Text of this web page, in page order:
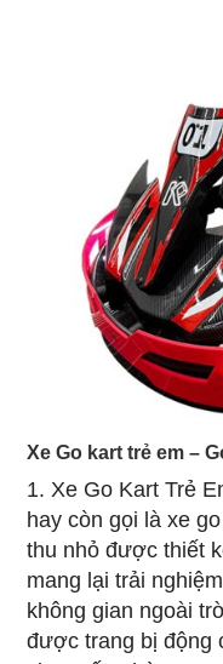
Xe Go kart trẻ em –
1. Xe Go Kart Trẻ
hay còn gọi là xe
thu nhỏ được thiết
mang lại trải
không gian ngoài
được trang bị động